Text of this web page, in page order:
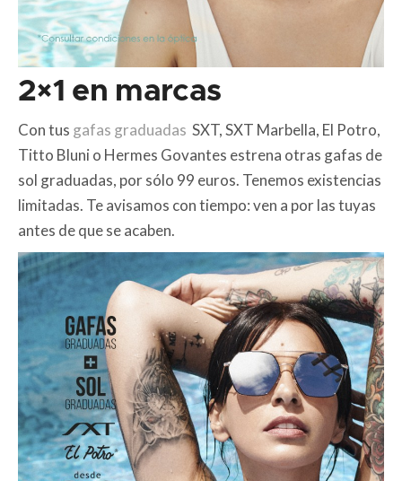
2×1 en marcas
Con tus gafas graduadas SXT, SXT Marbella, El Potro,
Titto Bluni o Hermes Govantes estrena otras gafas de
sol graduadas, por sólo 99 euros. Tenemos existencias
limitadas. Te avisamos con tiempo: ven a por las tuyas
antes de que se acaben.